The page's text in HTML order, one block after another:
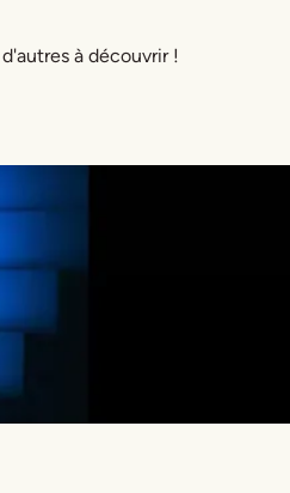
à découvrir !